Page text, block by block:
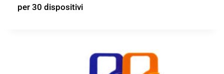
per 30 dispositivi